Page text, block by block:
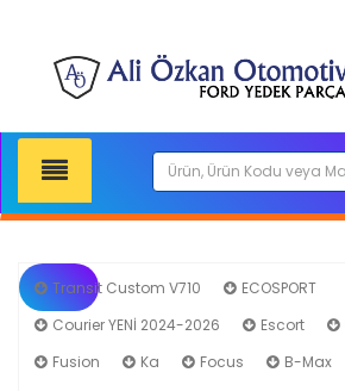
Transit Custom V710
ECOSPORT
Courier YENİ 2024-2026
Escort
Fusion
Ka Focus B-Max